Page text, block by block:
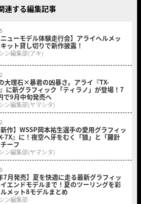
連する編集記事
ニューモデル体験走行会】アライヘルメッ
ット貸し切りで新作披露！
ン編集部(アキ)
大理石×暴君の凶暴さ。アライ『TX-
に新グラフィック「ティラノ」が登場！7
で9月中旬発売へ
ン編集部(ヤマシタ)
新作】WSSP岡本祐生選手の愛用グラフィッ
7X』に！夜空へ牙をむく「狼」と「羅針
ーフ
ン編集部(ヤマシタ)
7月発売】夏を快適に走る最新グラフィッ
エンドモデルまで！夏のツーリングを彩
メット8モデルまとめ
ン編集部